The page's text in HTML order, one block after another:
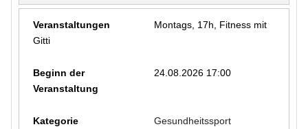
Montags, 17h, Fitness mit
Gitti
24.08.2026 17:00
Gesundheitssport